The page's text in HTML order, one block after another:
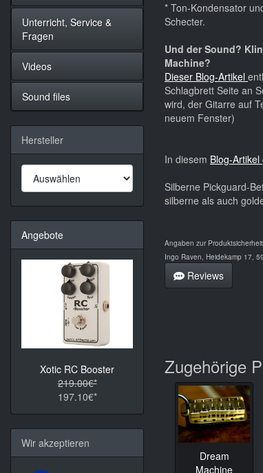
* Ton-Kondensator
Schecter.
Und der Sound?
Machine?
Dieser Blog-Artikel
Schlagbrett Seite an
wird, der Gitarre auf
neuem Fenster)
In diesem Blog-Artikel
Silberne Pickguard-
silberne als auch
Angaben zur
Ingo Raven, Heidekamp 17,
Reviews
Zugehörige
Dream
Machine
Unterricht, Service &
Fragen
Videos
Sound files
Hersteller
Angebote
Xotic RC Booster
219.00€*
197.10€*
Wir akzeptieren